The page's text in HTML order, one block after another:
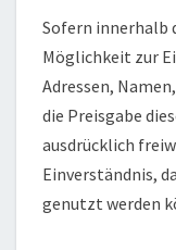
Sofern innerhalb
Möglichkeit zur
Adressen,
die Preisgabe
ausdrücklich
Einverständnis,
genutzt werden